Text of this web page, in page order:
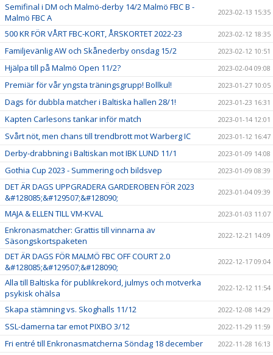
Semifinal i DM och Malmö-derby 14/2 Malmö FBC B -
Malmö FBC A
2023-02-13 15:35
500 KR FÖR VÅRT FBC-KORT, ÅRSKORTET 2022-23 2023-02-12 18:35
Familjevänlig AW och Skånederby onsdag 15/2 2023-02-12 10:51
Hjälpa till på Malmö Open 11/2? 2023-02-04 09:08
Premiär för vår yngsta träningsgrupp! Bollkul! 2023-01-27 10:05
Dags för dubbla matcher i Baltiska hallen 28/1! 2023-01-23 16:31
Kapten Carlesons tankar inför match 2023-01-14 12:01
Svårt nöt, men chans till trendbrott mot Warberg IC 2023-01-12 16:47
Derby-drabbning i Baltiskan mot IBK LUND 11/1 2023-01-09 14:08
Gothia Cup 2023 - Summering och bildsvep 2023-01-09 08:39
DET ÄR DAGS UPPGRADERA GARDEROBEN FÖR 2023
&#128085;&#129507;&#128090;
2023-01-04 09:39
MAJA & ELLEN TILL VM-KVAL 2023-01-03 11:07
Enkronasmatcher: Grattis till vinnarna av
Säsongskortspaketen
2022-12-21 14:09
DET ÄR DAGS FÖR MALMÖ FBC OFF COURT 2.0
&#128085;&#129507;&#128090;
2022-12-17 09:04
Alla till Baltiska för publikrekord, julmys och motverka
psykisk ohälsa
2022-12-12 11:54
Skapa stämning vs. Skoghalls 11/12 2022-12-08 14:29
SSL-damerna tar emot PIXBO 3/12 2022-11-29 11:59
Fri entré till Enkronasmatcherna Söndag 18 december 2022-11-28 16:13